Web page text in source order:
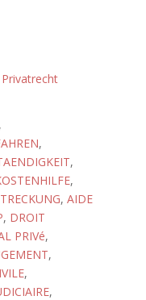
,
,
,
,
, AIDE
, DROIT
PRIVé,
,
,
,